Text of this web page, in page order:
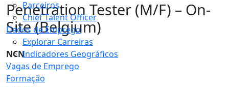
Parceiros
Chief Talent Officer
Dados de Emprego
Explorar Carreiras
Indicadores Geográficos
Vagas de Emprego
Formação
Penetration Tester (M/F) – On-
Site (Belgium)
NCN